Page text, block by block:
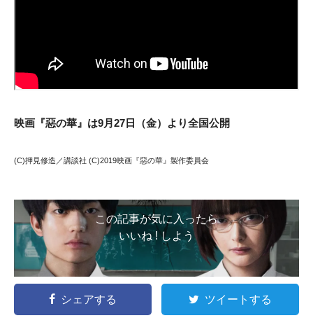
映画『惡の華』は9月27日（金）より全国公開
(C)押見修造／講談社 (C)2019映画『惡の華』製作委員会
この記事が気に入ったら
いいね ! しよう
シェアする ツイートする